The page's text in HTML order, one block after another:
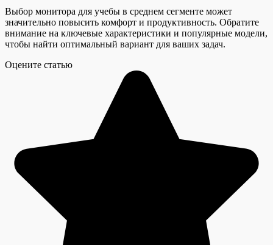
Выбор монитора для учебы в среднем сегменте может
значительно повысить комфорт и продуктивность. Обратите
внимание на ключевые характеристики и популярные модели,
чтобы найти оптимальный вариант для ваших задач.
Оцените статью